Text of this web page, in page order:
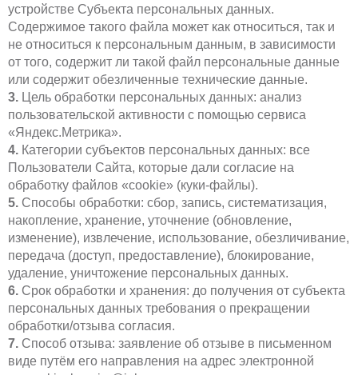
устройстве Субъекта персональных данных.
Содержимое такого файла может как относиться, так и
не относиться к персональным данным, в зависимости
от того, содержит ли такой файл персональные данные
или содержит обезличенные технические данные.
3. Цель обработки персональных данных: анализ
пользовательской активности с помощью сервиса
«Яндекс.Метрика».
4. Категории субъектов персональных данных: все
Пользователи Сайта, которые дали согласие на
обработку файлов «cookie» (куки-файлы).
5. Способы обработки: сбор, запись, систематизация,
накопление, хранение, уточнение (обновление,
изменение), извлечение, использование, обезличивание,
передача (доступ, предоставление), блокирование,
удаление, уничтожение персональных данных.
6. Срок обработки и хранения: до получения от субъекта
персональных данных требования о прекращении
обработки/отзыва согласия.
7. Способ отзыва: заявление об отзыве в письменном
виде путём его направления на адрес электронной